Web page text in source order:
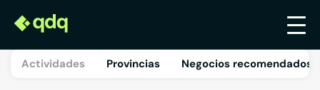
Actividades Provincias Negocios recomendados